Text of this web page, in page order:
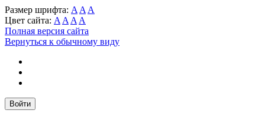
Размер шрифта: A A A
Цвет сайта: A A A A
Полная версия сайта
Вернуться к обычному виду
Войти